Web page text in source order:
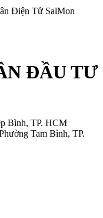
ĐẦU TƯ
Bình, TP. HCM
Tam Bình, TP.